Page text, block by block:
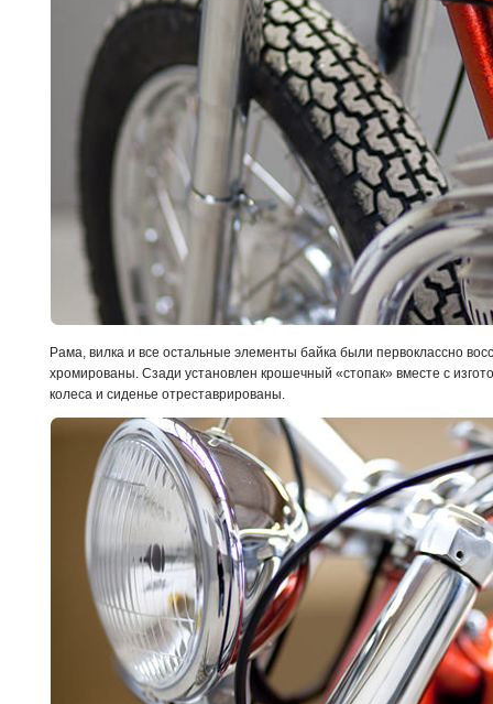
Рама, вилка и все остальные элементы байка были первоклассно
хромированы. Сзади установлен крошечный «стопак» вместе с
колеса и сиденье отреставрированы.